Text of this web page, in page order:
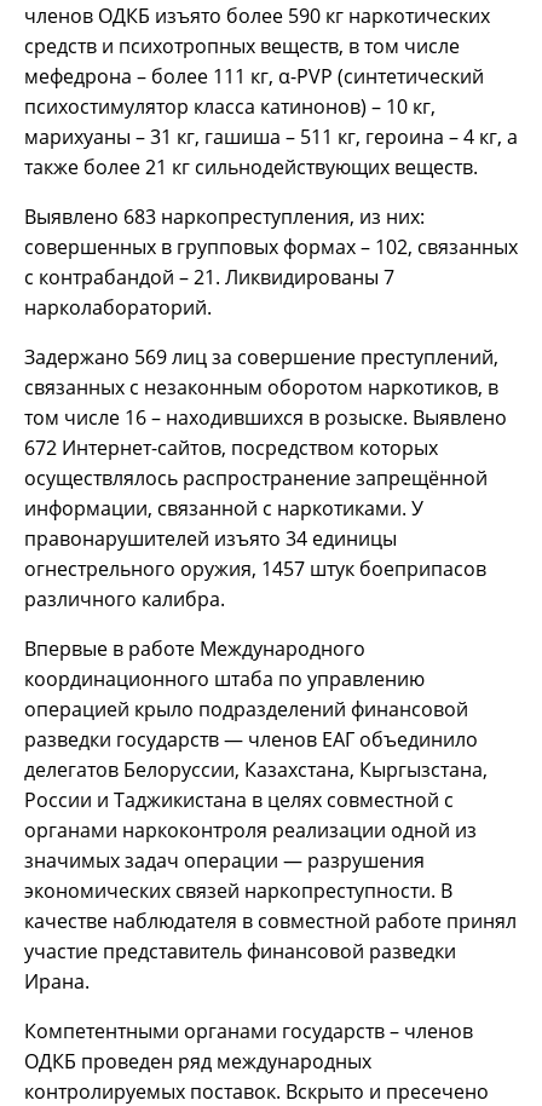
членов ОДКБ изъято более 590 кг наркотических
средств и психотропных веществ, в том числе
мефедрона – более 111 кг, α-PVP (синтетический
психостимулятор класса катинонов) – 10 кг,
марихуаны – 31 кг, гашиша – 511 кг, героина – 4 кг, а
также более 21 кг сильнодействующих веществ.
Выявлено 683 наркопреступления, из них:
совершенных в групповых формах – 102, связанных
с контрабандой – 21. Ликвидированы 7
нарколабораторий.
Задержано 569 лиц за совершение преступлений,
связанных с незаконным оборотом наркотиков, в
том числе 16 – находившихся в розыске. Выявлено
672 Интернет-сайтов, посредством которых
осуществлялось распространение запрещённой
информации, связанной с наркотиками. У
правонарушителей изъято 34 единицы
огнестрельного оружия, 1457 штук боеприпасов
различного калибра.
Впервые в работе Международного
координационного штаба по управлению
операцией крыло подразделений финансовой
разведки государств — членов ЕАГ объединило
делегатов Белоруссии, Казахстана, Кыргызстана,
России и Таджикистана в целях совместной с
органами наркоконтроля реализации одной из
значимых задач операции — разрушения
экономических связей наркопреступности. В
качестве наблюдателя в совместной работе принял
участие представитель финансовой разведки
Ирана.
Компетентными органами государств – членов
ОДКБ проведен ряд международных
контролируемых поставок. Вскрыто и пресечено